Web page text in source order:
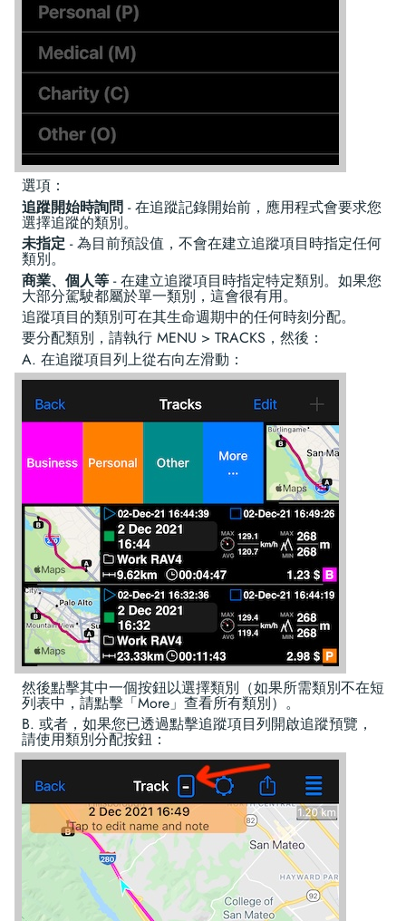
選項：
追蹤開始時詢問 - 在追蹤記錄開始前，應用程式會要求您
選擇追蹤的類別。
未指定 - 為目前預設值，不會在建立追蹤項目時指定任何
類別。
商業、個人等 - 在建立追蹤項目時指定特定類別。如果您
大部分駕駛都屬於單一類別，這會很有用。
追蹤項目的類別可在其生命週期中的任何時刻分配。
要分配類別，請執行 MENU > TRACKS，然後：
A. 在追蹤項目列上從右向左滑動：
然後點擊其中一個按鈕以選擇類別（如果所需類別不在短
列表中，請點擊「More」查看所有類別）。
B. 或者，如果您已透過點擊追蹤項目列開啟追蹤預覽，
請使用類別分配按鈕：